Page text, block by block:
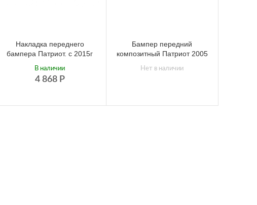
Накладка переднего
бампера Патриот. с 2015г
4 868 Р
В наличии
Бампер передний
композитный Патриот 2005
Нет в наличии